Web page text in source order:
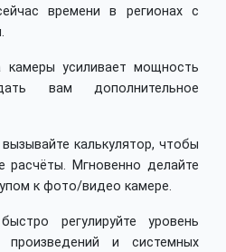
времени в регионах с
камеры усиливает мощность
вам дополнительное
калькулятор, чтобы
расчёты. Мгновенно делайте
к фото/видео камере.
регулируйте уровень
произведений и системных